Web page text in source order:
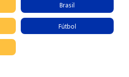
Brasil
Fútbol